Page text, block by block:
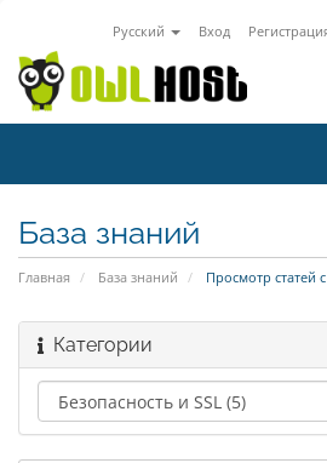
Русский Вход
База знаний
Главная База знаний Просмотр статей
Категории